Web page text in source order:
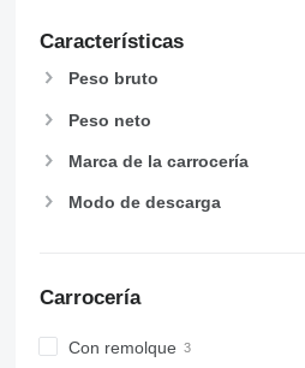
Características
Peso bruto
Peso neto
Marca de la carrocería
Modo de descarga
Carrocería
Con remolque